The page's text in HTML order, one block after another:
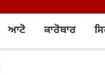
ਆਟੋ ਕਾਰੋਬਾਰ